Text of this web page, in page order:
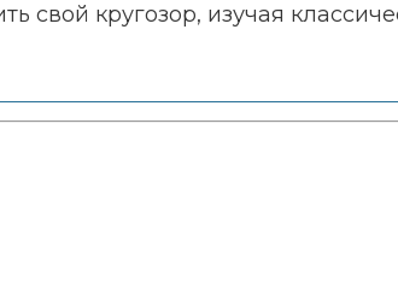
свой кругозор, изучая